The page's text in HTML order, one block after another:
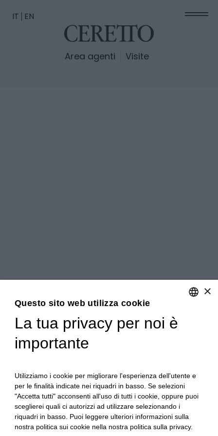
Area agenti Visite
IT EN
×
Questo sito web utilizza cookie
La tua privacy per noi è
importante
Utilizziamo i cookie per migliorare l'esperienza dell'utente e
per le finalità indicate nei riquadri in basso. Se selezioni
"Accetta tutti" acconsenti all'uso di tutti i cookie, oppure puoi
sceglierei quali ci autorizzi ad utilizzare selezionando i
riquadri in basso. Puoi leggere ulteriori informazioni sulla
nostra politica sui cookie nella nostra politica sulla privacy.